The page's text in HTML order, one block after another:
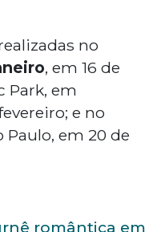
no
, em 16 de
Park, em
e no
Paulo, em 20 de
romântica em